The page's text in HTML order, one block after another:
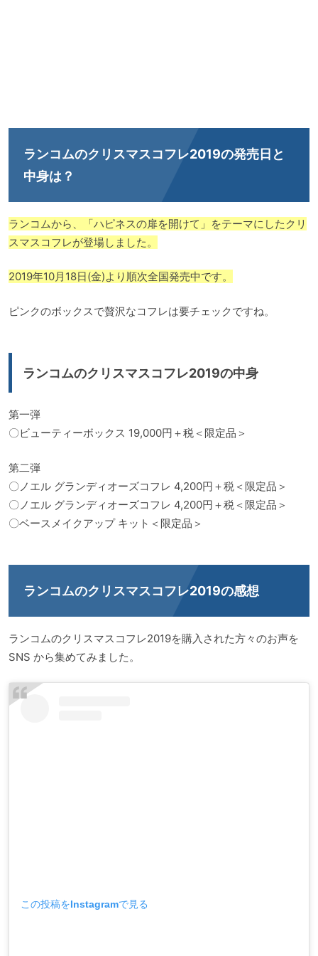
ランコムのクリスマスコフレ2019の発売日と
中身は？
ランコムから、「ハピネスの扉を開けて」をテーマにしたクリ
スマスコフレが登場しました。
2019年10月18日(金)より順次全国発売中です。
ピンクのボックスで贅沢なコフレは要チェックですね。
ランコムのクリスマスコフレ2019の中身
第一弾
〇ビューティーボックス 19,000円＋税＜限定品＞
第二弾
〇ノエル グランディオーズコフレ 4,200円＋税＜限定品＞
〇ノエル グランディオーズコフレ 4,200円＋税＜限定品＞
〇ベースメイクアップ キット＜限定品＞
ランコムのクリスマスコフレ2019の感想
ランコムのクリスマスコフレ2019を購入された方々のお声を
SNS から集めてみました。
この投稿をInstagramで見る